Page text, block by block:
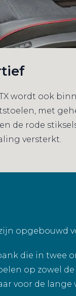
wordt ook
met
de rode
versterkt.
opgebouwd
die in twee
op zowel
voor de